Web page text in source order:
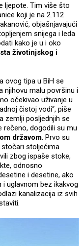
ljepote. Tim više što
koji je na 2.112
objašnjavajući
snijega i leda
kako je u i oko
životinjskog i
ovog tipa u BiH se
njihovu malu površinu i
očekivao uživanje u
čistoj vodi“, piše
zemlji posljednjih se
rečeno, dogodili su mu
državom. Prvo su
stočari stoljećima
zbog ispaše stoke,
odnosno
i desetine, ako
uglavnom bez ikakvog
kanalizacija iz svih